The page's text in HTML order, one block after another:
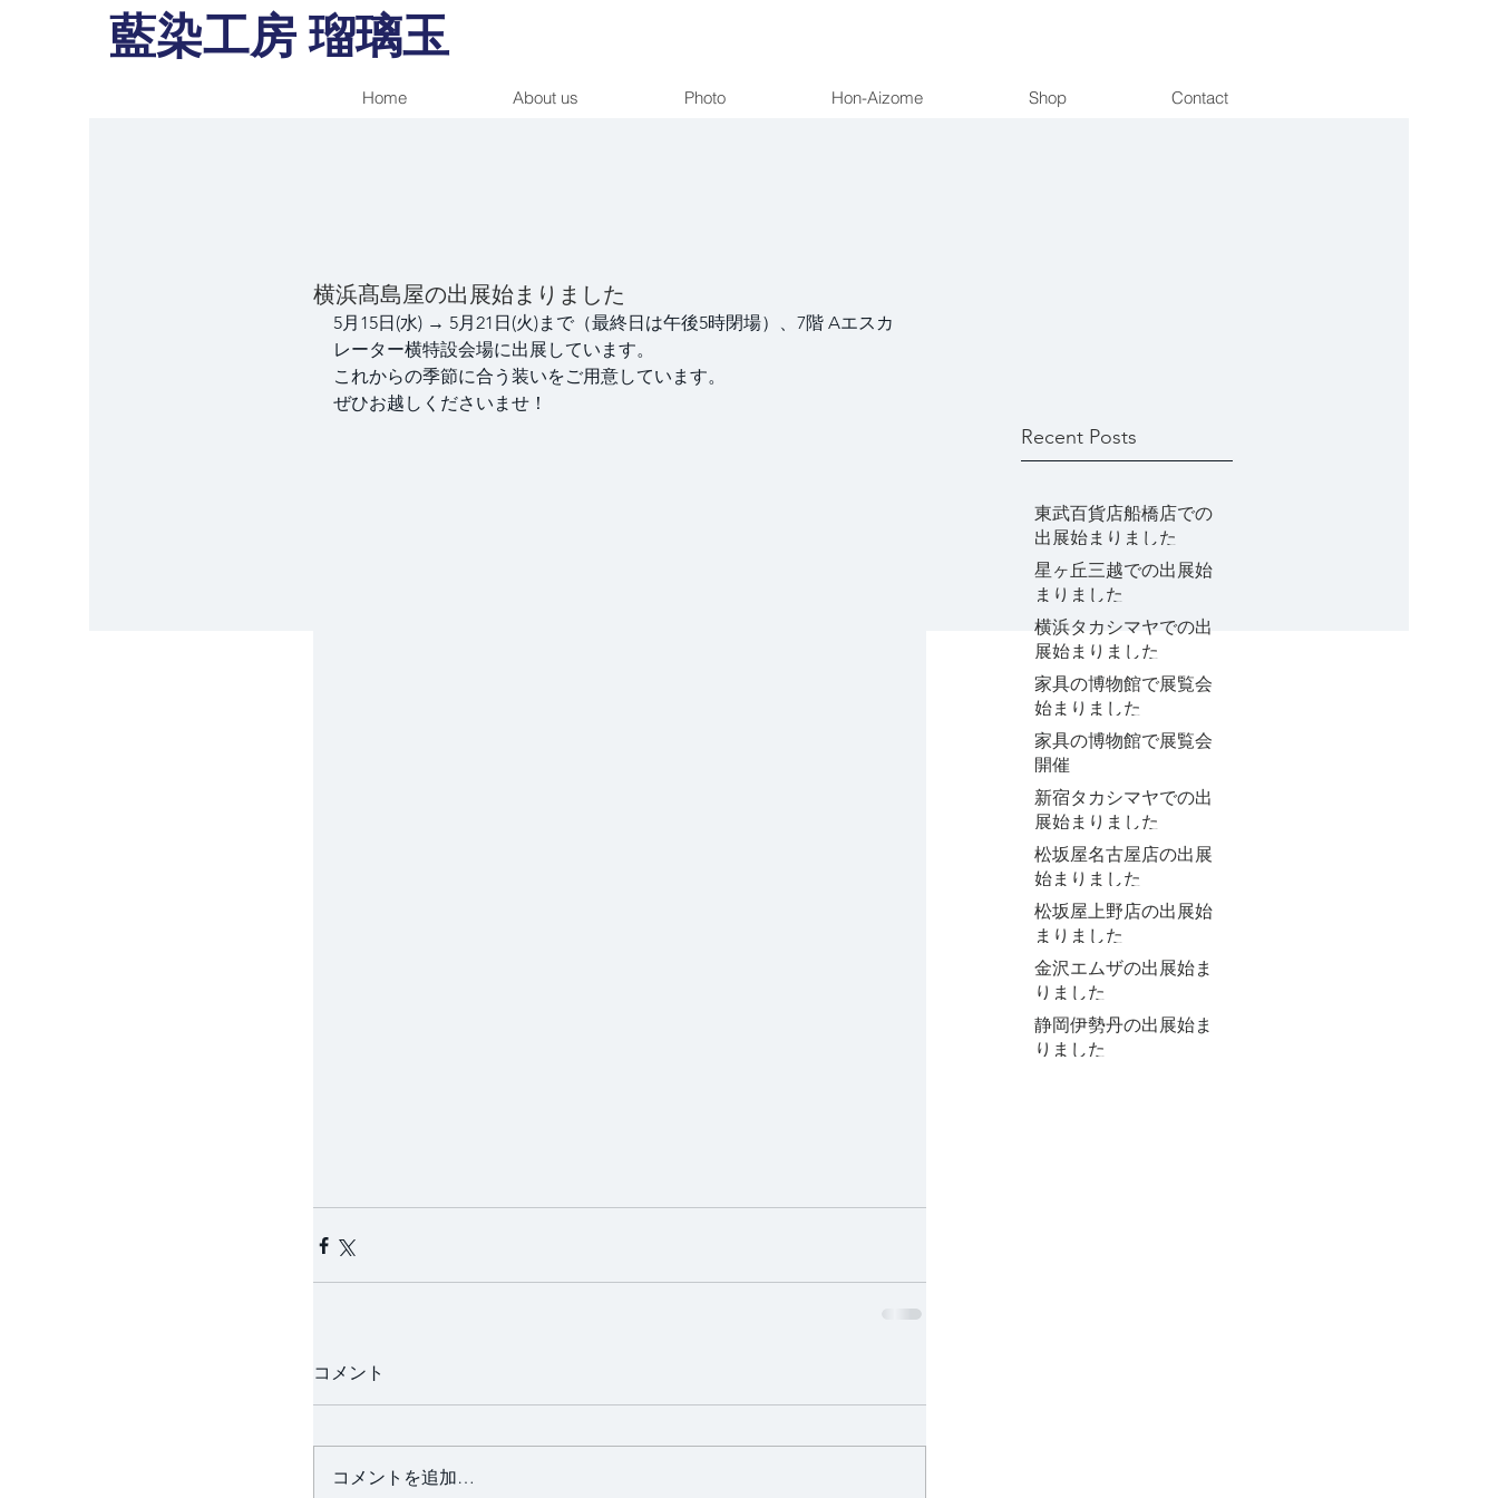
藍染工房 瑠璃玉
Home About us Photo Hon-Aizome Shop Contact
横浜髙島屋の出展始まりました
5月15日(水) → 5月21日(火)まで（最終日は午後5時閉場）、7階 Aエスカ
レーター横特設会場に出展しています。
これからの季節に合う装いをご用意しています。
ぜひお越しくださいませ！
コメント
コメントを追加…
Recent Posts
東武百貨店船橋店での
出展始まりました
星ヶ丘三越での出展始
まりました
横浜タカシマヤでの出
展始まりました
家具の博物館で展覧会
始まりました
家具の博物館で展覧会
開催
新宿タカシマヤでの出
展始まりました
松坂屋名古屋店の出展
始まりました
松坂屋上野店の出展始
まりました
金沢エムザの出展始ま
りました
静岡伊勢丹の出展始ま
りました